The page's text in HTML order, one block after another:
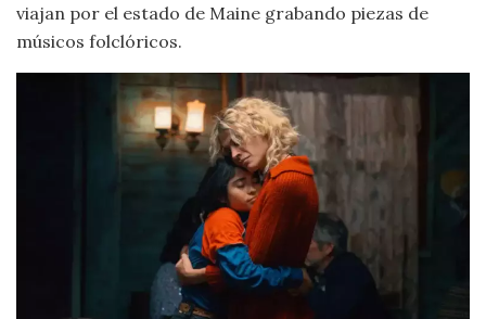
viajan por el estado de Maine grabando piezas de
músicos folclóricos.